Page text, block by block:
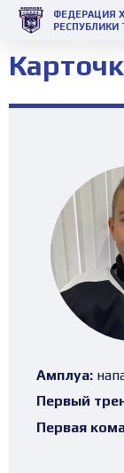
ФЕДЕРАЦИЯ
РЕСПУБЛИКИ
Амплуа:
Первый
Первая